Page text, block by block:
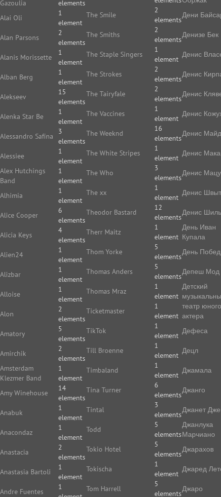
Gazoulia
elements
Alai Oli
1
element
Alan Parsons
2
elements
Alanis Morissette
1
element
Alban Berg
1
element
Alekseev
15
elements
Alenka Star Be
1
element
Alessandro Safína
3
elements
Alessiee
1
element
Alex Hutchings
Band
1
element
Alhimia
1
element
Alice Cooper
6
elements
Alicia Keys
4
elements
Alien24
1
element
Alizbar
1
element
Alloise
1
element
Alon
2
elements
Amatory
5
elements
Amirchik
2
elements
Amsterdam
Klezmer Band
1
element
Amy Winehouse
14
elements
Anabuk
1
element
Anacondaz
1
element
Anastacia
2
elements
Anastasia Bartoli
1
element
Andre Fuentes
1
The Smile
2
elements
The Smiths
2
elements
The Staple Singers
1
element
The Strokes
2
elements
The Tairyfale
2
elements
The Vaccines
1
element
The Weeknd
16
elements
The White Stripes
1
element
The Who
3
elements
The xx
1
element
Theodor Bastard
12
elements
Therr Maitz
1
element
Thom Yorke
5
elements
Thomas Anders
5
elements
Thomas Mraz
1
element
Ticketmaster
1
element
TikTok
1
element
Till Broenne
1
element
Timbaland
1
element
Tina Turner
6
elements
Tintal
3
elements
Todd
5
elements
Tokio Hotel
5
elements
Tokischa
1
element
Tom Harrell
5
elements
Дени
Денизе Бек
Денис
Денис
Денис
Денис
Денис
Денис
Денис
Денис
Денис
День Иван
Купала
День
Депеш Мод
Детский
театр юного
актера
Дефеса
Децл
Джамала
Джанго
Джанет
Джанлука
Марчиано
Джарахов
Джаред
Джаро